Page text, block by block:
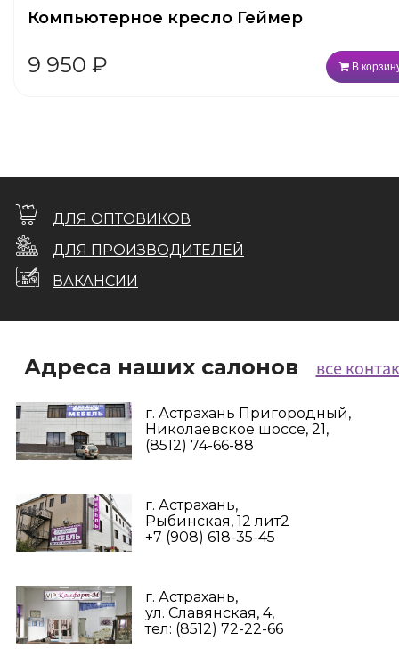
Компьютерное кресло Геймер
9 950 ₽ В
ДЛЯ ОПТОВИКОВ
ДЛЯ ПРОИЗВОДИТЕЛЕЙ
ВАКАНСИИ
Адреса наших салонов все
г. Астрахань Пригородный,
Николаевское шоссе, 21,
(8512) 74-66-88
г. Астрахань,
Рыбинская, 12 лит2
+7 (908) 618-35-45‬
г. Астрахань,
ул. Славянская, 4,
тел: (8512) 72-22-66